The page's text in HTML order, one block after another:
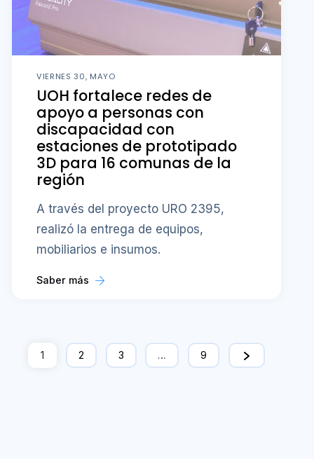
VIERNES 30, MAYO
UOH fortalece redes de
apoyo a personas con
discapacidad con
estaciones de prototipado
3D para 16 comunas de la
región
A través del proyecto URO 2395,
realizó la entrega de equipos,
mobiliarios e insumos.
Saber más
1 2 3 … 9